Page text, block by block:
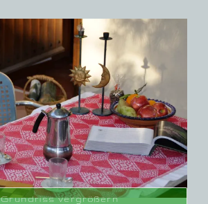
Grundriss vergrößern